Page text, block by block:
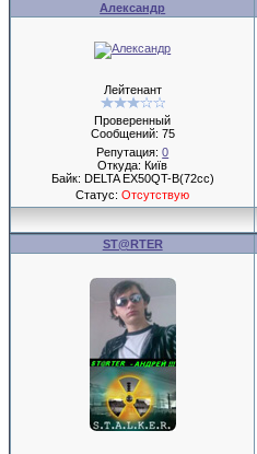
Александр
Лейтенант
Проверенный
Сообщений: 75
Репутация:0
Откуда: Київ
Байк: DELTA EX50QT-B(72сс)
Статус:Отсутствую
ST@RTER